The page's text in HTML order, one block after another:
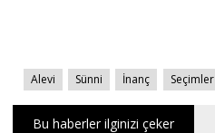
Alevi Sünni İnanç Seçimler
Bu haberler ilginizi çeker